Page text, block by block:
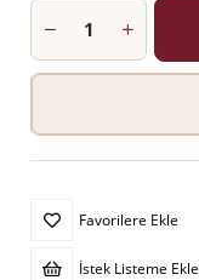
Favorilere Ekle
İstek Listeme Ekle